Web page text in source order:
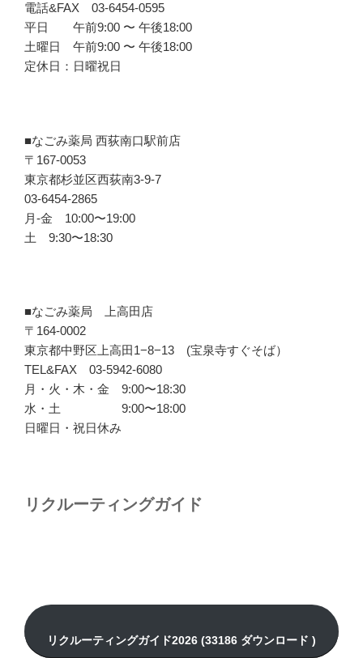
電話&FAX 03-6454-0595
平日 午前9:00 〜 午後18:00
土曜日 午前9:00 〜 午後18:00
定休日：日曜祝日
■なごみ薬局 西荻南口駅前店
〒167-0053
東京都杉並区西荻南3-9-7
03-6454-2865
月-金 10:00〜19:00
土 9:30〜18:30
■なごみ薬局 上高田店
〒164-0002
東京都中野区上高田1−8−13 (宝泉寺すぐそば）
TEL&FAX 03-5942-6080
月・火・木・金 9:00〜18:30
水・土 9:00〜18:00
日曜日・祝日休み
リクルーティングガイド